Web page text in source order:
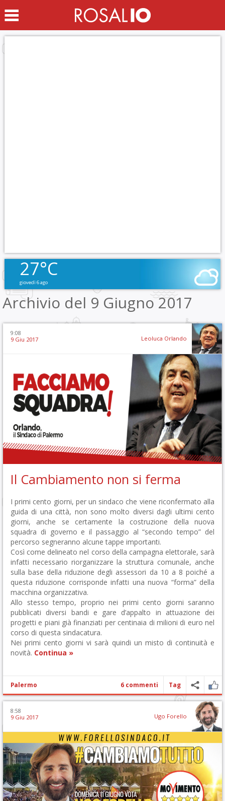
27°C
giovedì 6 ago
Archivio del 9 Giugno 2017
9:08
9 Giu 2017 Leoluca Orlando
Il Cambiamento non si ferma
I primi cento giorni, per un sindaco che viene riconfermato alla
guida di una città, non sono molto diversi dagli ultimi cento
giorni, anche se certamente la costruzione della nuova
squadra di governo e il passaggio al “secondo tempo” del
percorso segneranno alcune tappe importanti.
Così come delineato nel corso della campagna elettorale, sarà
infatti necessario riorganizzare la struttura comunale, anche
sulla base della riduzione degli assessori da 10 a 8 poiché a
questa riduzione corrisponde infatti una nuova “forma” della
macchina organizzativa.
Allo stesso tempo, proprio nei primi cento giorni saranno
pubblicati diversi bandi e gare d’appalto in attuazione dei
progetti e piani già finanziati per centinaia di milioni di euro nel
corso di questa sindacatura.
Nei primi cento giorni vi sarà quindi un misto di continuità e
novità. Continua »
Palermo 6 commenti Tag
8:58
9 Giu 2017 Ugo Forello